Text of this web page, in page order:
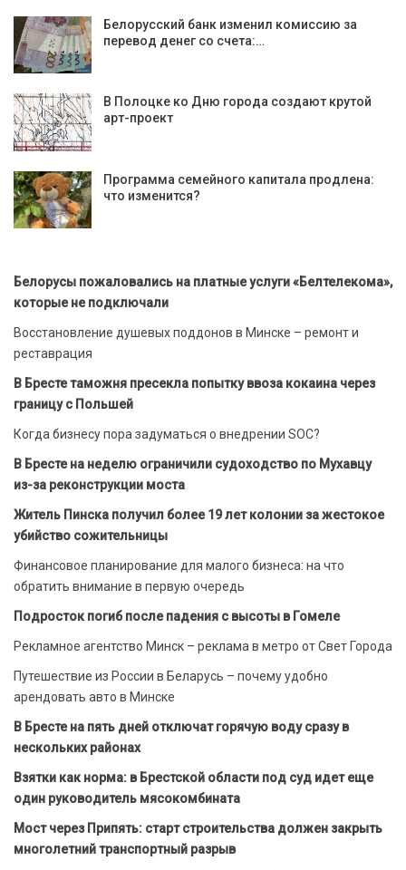
Белорусский банк изменил комиссию за
перевод денег со счета:…
В Полоцке ко Дню города создают крутой
арт-проект
Программа семейного капитала продлена:
что изменится?
Белорусы пожаловались на платные услуги «Белтелекома»,
которые не подключали
Восстановление душевых поддонов в Минске – ремонт и
реставрация
В Бресте таможня пресекла попытку ввоза кокаина через
границу с Польшей
Когда бизнесу пора задуматься о внедрении SOC?
В Бресте на неделю ограничили судоходство по Мухавцу
из-за реконструкции моста
Житель Пинска получил более 19 лет колонии за жестокое
убийство сожительницы
Финансовое планирование для малого бизнеса: на что
обратить внимание в первую очередь
Подросток погиб после падения с высоты в Гомеле
Рекламное агентство Минск – реклама в метро от Свет Города
Путешествие из России в Беларусь – почему удобно
арендовать авто в Минске
В Бресте на пять дней отключат горячую воду сразу в
нескольких районах
Взятки как норма: в Брестской области под суд идет еще
один руководитель мясокомбината
Мост через Припять: старт строительства должен закрыть
многолетний транспортный разрыв